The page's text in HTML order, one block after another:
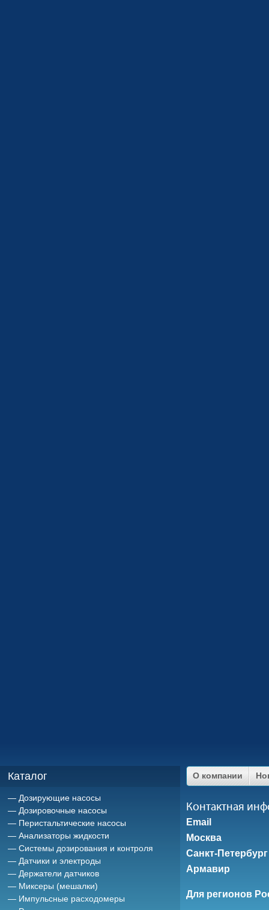
Каталог
Дозирующие насосы
Дозировочные насосы
Перистальтические насосы
Анализаторы жидкости
Системы дозирования и контроля
Датчики и электроды
Держатели датчиков
Миксеры (мешалки)
Импульсные расходомеры
О компании
Контактная
Email
Москва
Санкт-Петербург
Армавир
Для регионов